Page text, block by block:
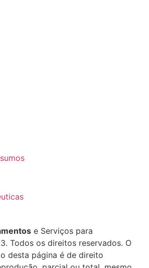
e Serviços para
Todos os direitos reservados. O
desta página é de direito